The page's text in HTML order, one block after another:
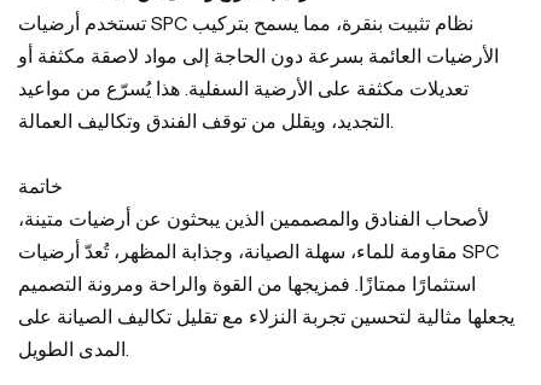
تستخدم أرضيات SPC نظام تثبيت بنقرة، مما يسمح بتركيب
الأرضيات العائمة بسرعة دون الحاجة إلى مواد لاصقة مكثفة أو
تعديلات مكثفة على الأرضية السفلية. هذا يُسرّع من مواعيد
التجديد، ويقلل من توقف الفندق وتكاليف العمالة.
خاتمة
لأصحاب الفنادق والمصممين الذين يبحثون عن أرضيات متينة،
مقاومة للماء، سهلة الصيانة، وجذابة المظهر، تُعدّ أرضيات SPC
استثمارًا ممتازًا. فمزيجها من القوة والراحة ومرونة التصميم
يجعلها مثالية لتحسين تجربة النزلاء مع تقليل تكاليف الصيانة على
المدى الطويل.